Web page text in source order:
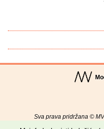
Sva prava pridržana ©